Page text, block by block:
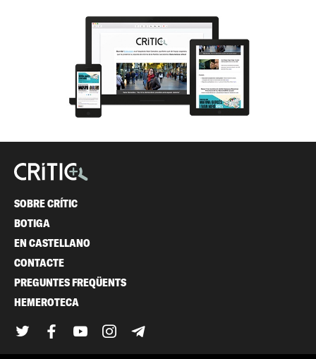
SOBRE CRÍTIC
BOTIGA
EN CASTELLANO
CONTACTE
PREGUNTES FREQÜENTS
HEMEROTECA
TwitterFacebook
YouTubeInstagram